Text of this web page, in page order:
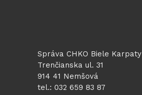
Správa CHKO Biele Karpaty
Trenčianska ul. 31
914 41 Nemšová
tel.: 032 659 83 87